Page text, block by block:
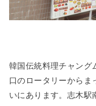
韓国伝統料理チャング
口のロータリーからま
いにあります。志木駅